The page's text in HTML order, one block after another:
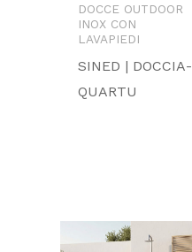
DOCCE OUTDOOR
INOX CON
LAVAPIEDI
SINED | DOCCIA-
QUARTU